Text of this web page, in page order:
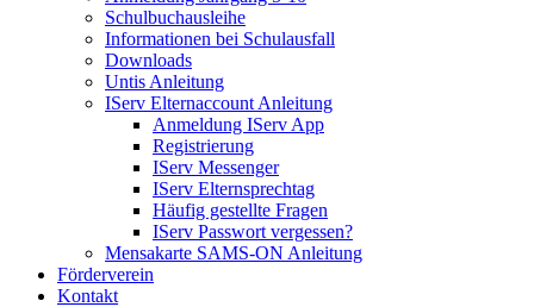
Schulbuchausleihe
Informationen bei Schulausfall
Downloads
Untis Anleitung
IServ Elternaccount Anleitung
Anmeldung IServ App
Registrierung
IServ Messenger
IServ Elternsprechtag
Häufig gestellte Fragen
IServ Passwort vergessen?
Mensakarte SAMS-ON Anleitung
Förderverein
Kontakt